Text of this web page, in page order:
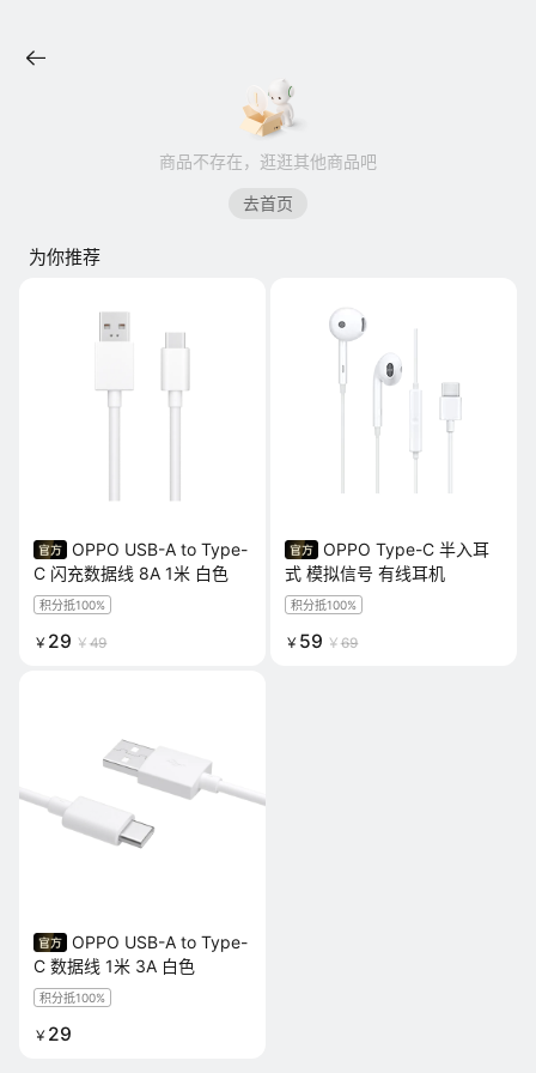
商品不存在，逛逛其他商品吧
去首页
为你推荐
OPPO USB-A to Type-
C 闪充数据线 8A 1米 白色
积分抵100%
￥ 29 ￥ 49
OPPO Type-C 半入耳
式 模拟信号 有线耳机
积分抵100%
￥ 59 ￥ 69
OPPO USB-A to Type-
C 数据线 1米 3A 白色
积分抵100%
￥ 29